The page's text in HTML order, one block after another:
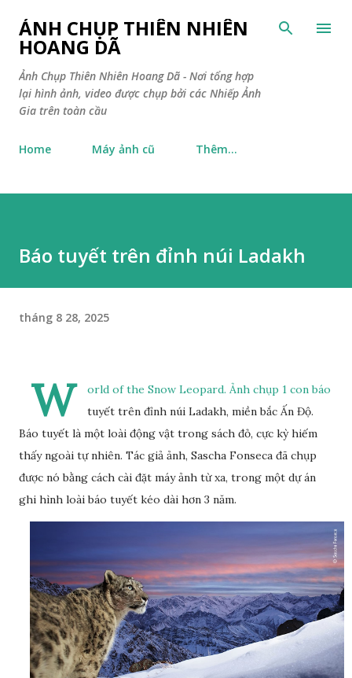
Chuyển đến nội dung chính
ẢNH CHỤP THIÊN NHIÊN
HOANG DÃ
Ảnh Chụp Thiên Nhiên Hoang Dã - Nơi tổng hợp
lại hình ảnh, video được chụp bởi các Nhiếp Ảnh
Gia trên toàn cầu
Home Máy ảnh cũ Thêm…
Báo tuyết trên đỉnh núi Ladakh
tháng 8 28, 2025
W
orld of the Snow Leopard. Ảnh chụp 1 con báo
tuyết trên đỉnh núi Ladakh, miền bắc Ấn Độ.
Báo tuyết là một loài động vật trong sách đỏ, cực kỳ hiếm
thấy ngoài tự nhiên. Tác giả ảnh, Sascha Fonseca đã chụp
được nó bằng cách cài đặt máy ảnh từ xa, trong một dự án
ghi hình loài báo tuyết kéo dài hơn 3 năm.